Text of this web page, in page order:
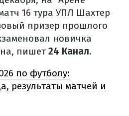
16 тура УПЛ Шахтер
призер прошлого
новичка
пишет24 Канал.
по футболу:
результаты матчей и